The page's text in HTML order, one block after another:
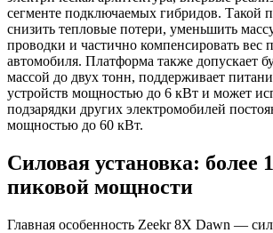
сегменте подключаемых гибридов. Такой
снизить тепловые потери, уменьшить
проводки и частично компенсировать вес
автомобиля. Платформа также допускает
массой до двух тонн, поддерживает
устройств мощностью до 6 кВт и может
подзарядки других электромобилей
мощностью до 60 кВт.
Силовая установка: более
пиковой мощности
Главная особенность Zeekr 8X Dawn —